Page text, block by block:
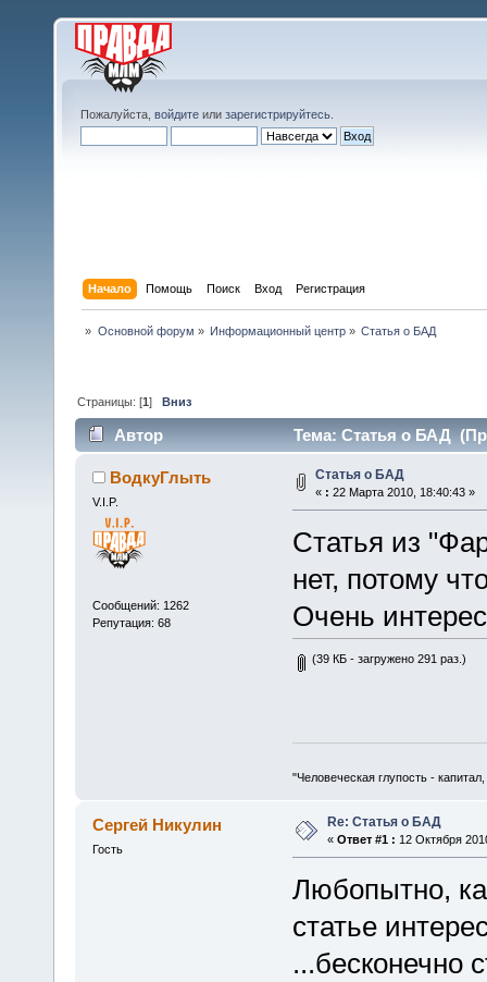
Пожалуйста, войдите или зарегистрируйтесь
Начало Помощь Поиск Вход Регистрация
» Основной форум » Информационный центр» Статья о БАД
Страницы: [1]Вниз
Автор Тема: Статья о БАД
ВодкуГлыть
V.I.P.
Сообщений: 1262
Репутация: 68
Статья о БАД
« : 22 Марта 2010, 18:40:43 »
Статья из
нет, потому
Очень
(39 КБ - загружено 291 раз.)
"Человеческая глупость -
Сергей Никулин
Гость
Re: Статья о БАД
« Ответ #1 : 12 Октября
Любопытно,
статье
...бесконечно